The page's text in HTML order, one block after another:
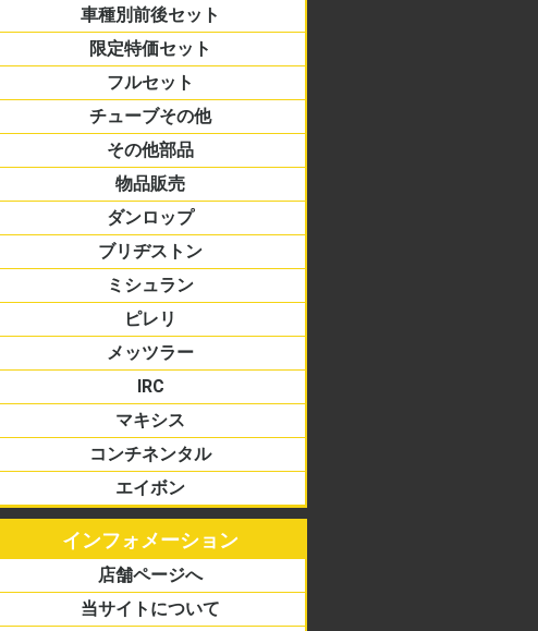
車種別前後セット
限定特価セット
スクーター/ミニバイク
フルセット
チューブその他
ビードストッパー
ハードチューブその他部品
物品販売
ダンロップ
スクーター/ミニバイク
ブリヂストン
スクーター/ミニバイク
ミシュラン
スクーター/ミニバイク
ピレリ
スクーター/ミニバイク
メッツラー
スクーター/ミニバイク
IRC
スクーター/ミニバイク
マキシス
スクーター/ミニバイク
コンチネンタル
スクーター/ミニバイク
エイボン
アメリカン
スクーター/ミニバイク
オフロード
バイアス
ラジアル
インフォメーション
店舗ページへ
当サイトについて